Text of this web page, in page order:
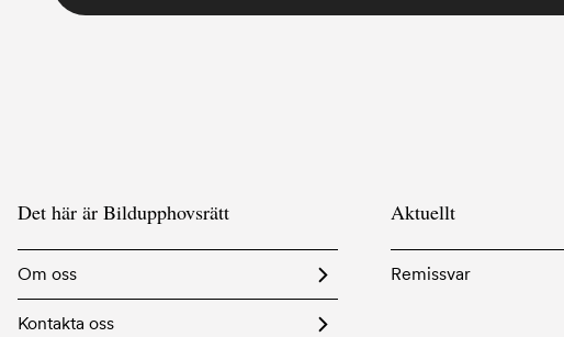
Det här är Bildupphovsrätt
Om oss
Kontakta oss
Aktuellt
Remissvar